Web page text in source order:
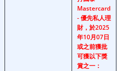
Mastercard
- 優先私人理
財，於2025
年10月07日
或之前獲批
可獲以下獎
賞之一：